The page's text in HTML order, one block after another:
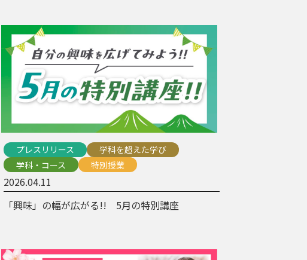
プレスリリース
学科を超えた学び
学科・コース
特別授業
2026.04.11
「興味」の幅が広がる!! 5月の特別講座